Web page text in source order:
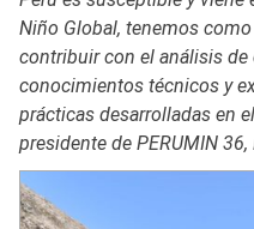
Niño Global, tenemos
contribuir con el análisis
conocimientos técnicos y
prácticas desarrolladas en
presidente de PERUMIN